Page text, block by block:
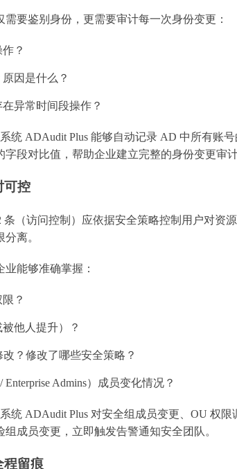
要鉴别身份，更需要审计每一次身份变更：
？
因是什么？
异常时间段操作？
统 ADAudit Plus 能够自动记录 AD 中所有账
段对比值，帮助企业建立完整的身份变更审计
可控
条（访问控制）应依据安全策略控制用户对资
离。
能够准确掌握：
？
他人提升）？
？修改了哪些安全策略？
Admins）成员变化情况？
统 ADAudit Plus 对安全组成员变更、OU 权限
成员变更，立即触发告警通知安全团队。
程留痕